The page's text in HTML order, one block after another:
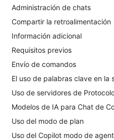
Administración de chats
Compartir la retroalimentación
Información adicional
Requisitos previos
Envío de comandos
El uso de palabras clave en la
Uso de servidores de
Modelos de IA para Chat de
Uso del modo de plan
Uso del Copilot modo de